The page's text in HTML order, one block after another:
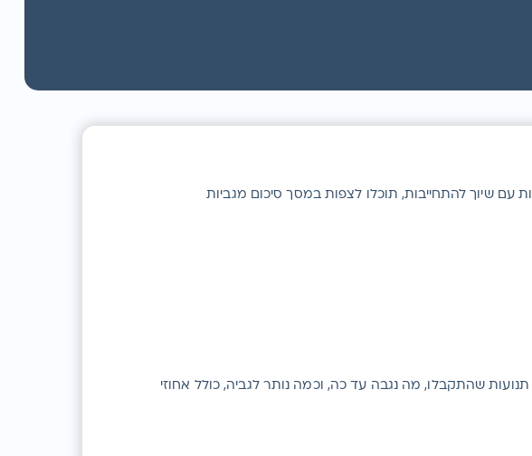
עם שיוך להתחייבות, תוכלו לצפות במסך סיכום מגביות
תנועות שהתקבלו, מה נגבה עד כה, וכמה נותר לגביה, כולל אחוזי